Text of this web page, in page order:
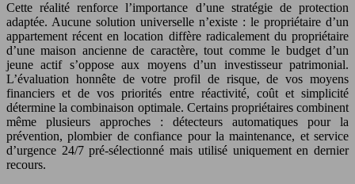
Cette réalité renforce l’importance d’une stratégie de protection
adaptée. Aucune solution universelle n’existe : le propriétaire d’un
appartement récent en location diffère radicalement du propriétaire
d’une maison ancienne de caractère, tout comme le budget d’un
jeune actif s’oppose aux moyens d’un investisseur patrimonial.
L’évaluation honnête de votre profil de risque, de vos moyens
financiers et de vos priorités entre réactivité, coût et simplicité
détermine la combinaison optimale. Certains propriétaires combinent
même plusieurs approches : détecteurs automatiques pour la
prévention, plombier de confiance pour la maintenance, et service
d’urgence 24/7 pré-sélectionné mais utilisé uniquement en dernier
recours.